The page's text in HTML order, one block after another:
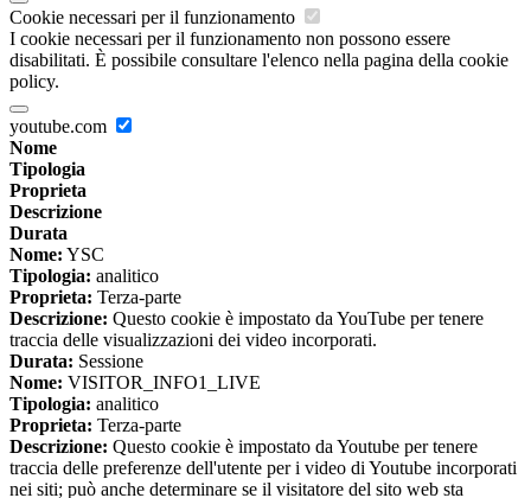
Cookie necessari per il funzionamento
I cookie necessari per il funzionamento non possono essere
disabilitati. È possibile consultare l'elenco nella pagina della cookie
policy.
youtube.com
Nome
Tipologia
Proprieta
Descrizione
Durata
Nome: YSC
Tipologia: analitico
Proprieta: Terza-parte
Descrizione: Questo cookie è impostato da YouTube per tenere
traccia delle visualizzazioni dei video incorporati.
Durata: Sessione
Nome: VISITOR_INFO1_LIVE
Tipologia: analitico
Proprieta: Terza-parte
Descrizione: Questo cookie è impostato da Youtube per tenere
traccia delle preferenze dell'utente per i video di Youtube incorporati
nei siti; può anche determinare se il visitatore del sito web sta